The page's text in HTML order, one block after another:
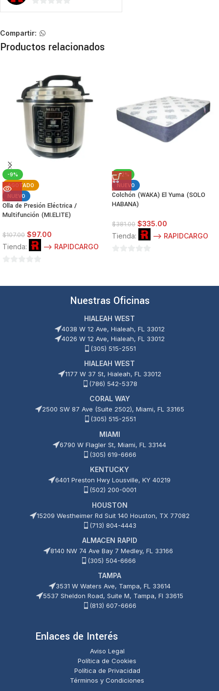
0
5
Compartir:
Productos relacionados
-9%
AGOTADO
NUEVO
Olla de Presión Eléctrica /
Multifunción (MI.ELITE)
$107.00 $97.00
Tienda:
--> RAPIDCARGO
-12%
NUEVO
Colchón (WAKA) El Yuma (SOLO
HABANA)
$381.00 $335.00
Tienda:
--> RAPIDCARGO
Nuestras Oficinas
HIALEAH WEST
4038 W 12 Ave, Hialeah, FL 33012
4026 W 12 Ave, Hialeah, FL 33012
(305) 515-2551
HIALEAH WEST
1177 W 37 St, Hialeah, FL 33012
(786) 542-5378
CORAL WAY
2500 SW 87 Ave (Suite 2502), Miami, FL 33165
(305) 515-2551
MIAMI
6790 W Flagler St, Miami, FL 33144
(305) 619-6666
KENTUCKY
6401 Preston Hwy Lousville, KY 40219
(502) 200-0001
HOUSTON
15209 Westheimer Rd Suit 140 Houston, TX 77082
(713) 804-4443
ALMACEN RAPID
8140 NW 74 Ave Bay 7 Medley, FL 33166
(305) 504-6666
TAMPA
3531 W Waters Ave, Tampa, FL 33614
5537 Sheldon Road, Suite M, Tampa, Fl 33615
(813) 607-6666
Enlaces de Interés
Aviso Legal
Política de Cookies
Política de Privacidad
Términos y Condiciones